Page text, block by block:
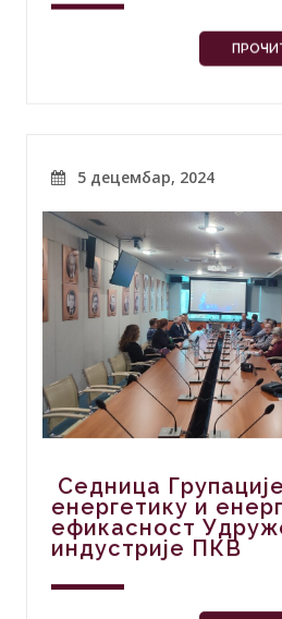
5 децембар, 2024
Седница
енергетику и
ефикасност
индустрије ПКВ